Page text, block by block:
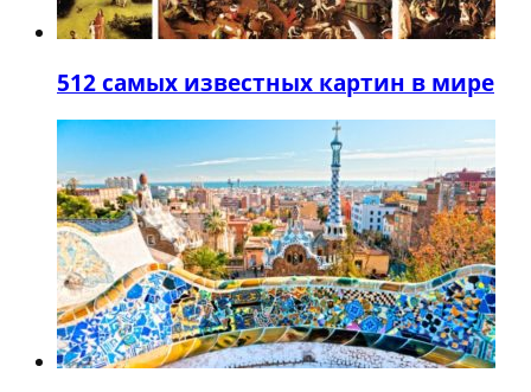
512 самых известных картин в мире